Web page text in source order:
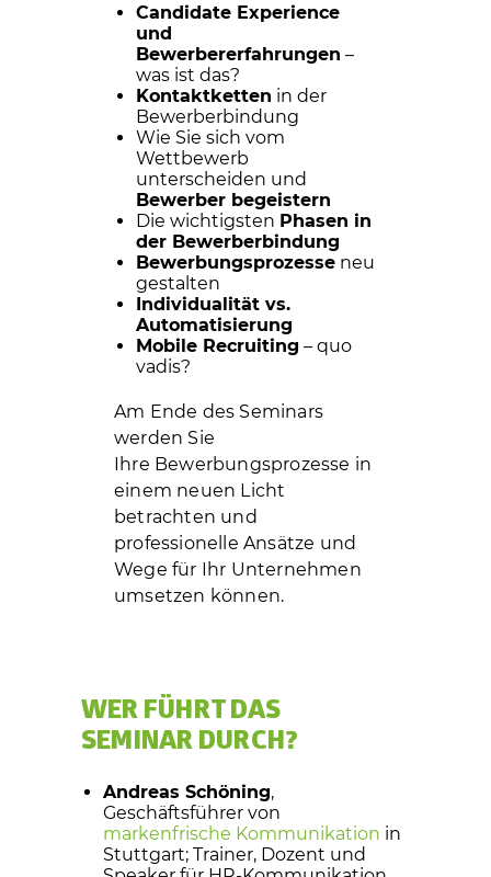
Candidate Experience
und
Bewerbererfahrungen –
was ist das?
Kontaktketten in der
Bewerberbindung
Wie Sie sich vom
Wettbewerb
unterscheiden und
Bewerber begeistern
Die wichtigsten Phasen in
der Bewerberbindung
Bewerbungsprozesse neu
gestalten
Individualität vs.
Automatisierung
Mobile Recruiting – quo
vadis?
Am Ende des Seminars
werden Sie
Ihre Bewerbungsprozesse in
einem neuen Licht
betrachten und
professionelle Ansätze und
Wege für Ihr Unternehmen
umsetzen können.
WER FÜHRT DAS
SEMINAR DURCH?
Andreas Schöning,
Geschäftsführer von
markenfrische Kommunikation in
Stuttgart; Trainer, Dozent und